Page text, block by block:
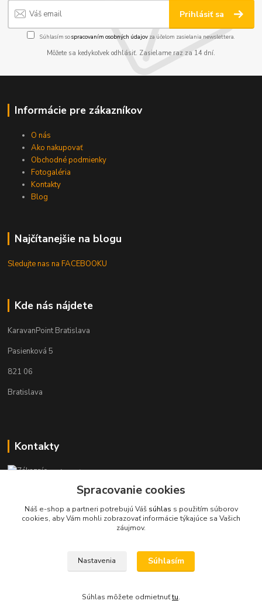
Prihlásiť sa
Súhlasím sospracovaním osobných údajov za účelom zasielania newslettera.
Môžete sa kedykoľvek odhlásiť. Zasielame raz za 14 dní.
Informácie pre zákazníkov
O nás
Ako nakupovať
Obchodné podmienky
Fotogaléria
Kontakty
Blog
Najčítanejšie na blogu
Sledujte nas na FACEBOOKU
Kde nás nájdete
KaravanPoint Bratislava
Pasienková 5
821 06
Bratislava
Kontakty
Zákaznícka podpora KaravanPoint
+421902309993
(Po-Pia, 9-18 hod.)
info@karavanpoint.sk
Spracovanie cookies
Náš e-shop a partneri potrebujú Váš súhlas s použitím súborov
cookies, aby Vám mohli zobrazovať informácie týkajúce sa Vašich
záujmov.
Nastavenia Súhlasím
Súhlas môžete odmietnuťtu.